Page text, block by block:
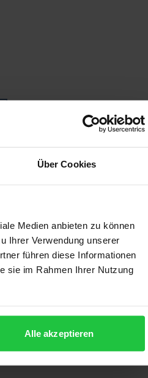
Über Cookies
Medien anbieten zu können
Ihrer Verwendung unserer
führen diese Informationen
sie im Rahmen Ihrer Nutzung
Alle akzeptieren